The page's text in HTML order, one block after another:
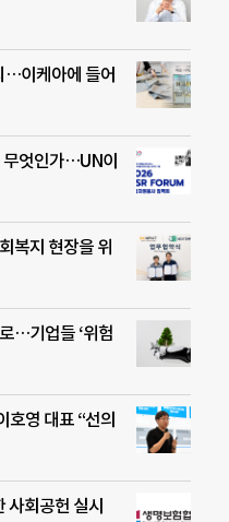
…이케아에 들어
무엇인가…UN이
복지 현장을 위
…기업들 ‘위험
영 대표 “선의
사회공헌 실시